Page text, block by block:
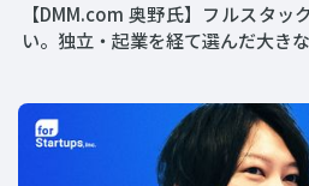
【DMM.com 奥野氏】フルスタ
い。独立・起業を経て選んだ大き